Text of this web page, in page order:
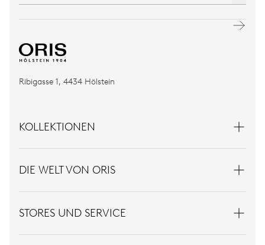
Ribigasse 1, 4434 Hölstein
KOLLEKTIONEN
DIE WELT VON ORIS
STORES UND SERVICE